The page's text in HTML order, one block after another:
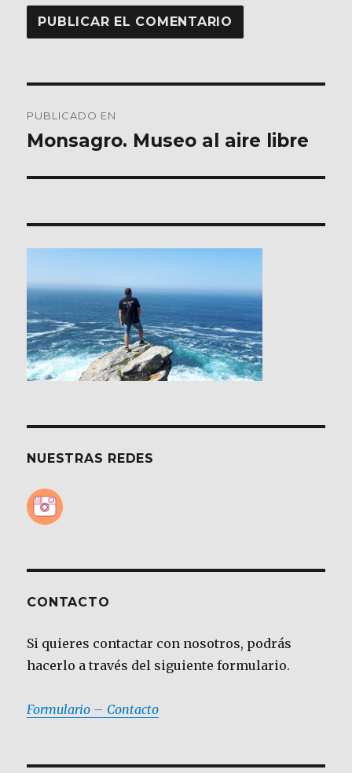
de
PUBLICADO EN
Monsagro. Museo al aire libre
NUESTRAS REDES
CONTACTO
Si quieres contactar con nosotros, podrás
hacerlo a través del siguiente formulario.
Formulario – Contacto